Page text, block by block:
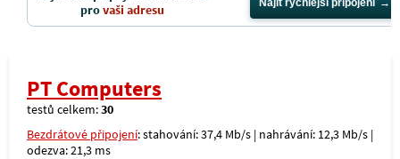
provaši adresu Najít rychlejší připojení
PT Computers
testů celkem:30
Bezdrátové připojení: stahování: 37,4 Mb/s | nahrávání: 12,3 Mb/s |
odezva: 21,3 ms